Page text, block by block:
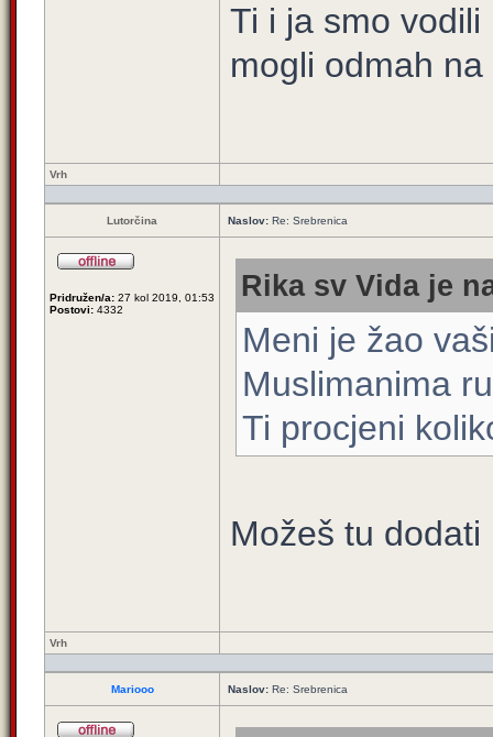
Ti i ja smo
mogli odmah
Vrh
Lutorčina Naslov: Re: Srebrenica
Pridružen/a: 27 kol 2019, 01:53
Postovi: 4332
Rika sv Vida je
Meni je žao
Muslimanima
Ti procjeni
Možeš tu
Vrh
Mariooo Naslov: Re: Srebrenica